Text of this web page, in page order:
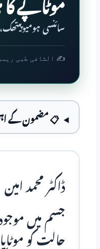
سائنسی
✍️ الشافی طبی
📋 مضمون کے
ڈاکٹر محمد امین
جسم میں
حالت کو